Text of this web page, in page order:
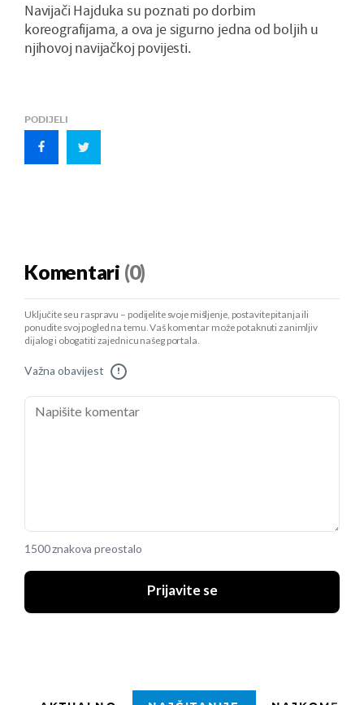
Navijači Hajduka su poznati po dorbim
koreografijama, a ova je sigurno jedna od boljih u
njihovoj navijačkoj povijesti.
PODIJELI
Komentari (0)
Uključite se u raspravu – podijelite svoje mišljenje, postavite pitanja ili
ponudite svoj pogled na temu. Vaš komentar može potaknuti zanimljiv
dijalog i obogatiti zajednicu našeg portala.
Važna obavijest !
1500 znakova preostalo
Prijavite se